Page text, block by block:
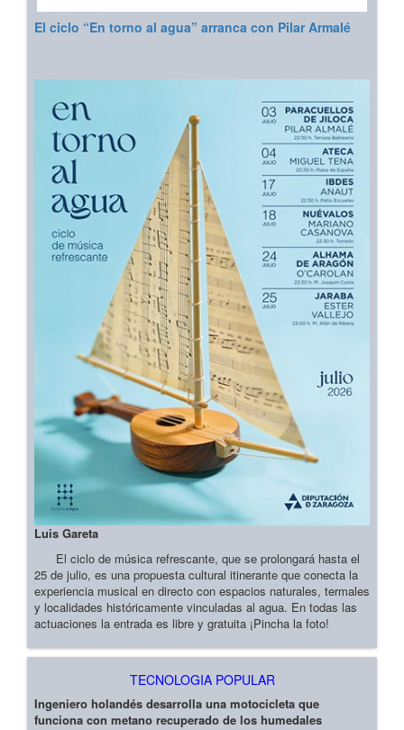
El ciclo “En torno al agua” arranca con Pilar Armalé
Luis Gareta
El ciclo de música refrescante, que se prolongará hasta el
25 de julio, es una propuesta cultural itinerante que conecta la
experiencia musical en directo con espacios naturales, termales
y localidades históricamente vinculadas al agua. En todas las
actuaciones la entrada es libre y gratuita ¡Pincha la foto!
TECNOLOGIA POPULAR
Ingeniero holandés desarrolla una motocicleta que
funciona con metano recuperado de los humedales